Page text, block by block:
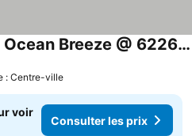
Resort On The Beach Ocean Breeze @ 6226-27
: Centre-ville
voir
Consulter les prix